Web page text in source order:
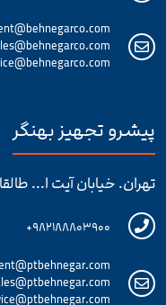
پیشرو تجهیز بهنگر
تهران. خیابان آیت ا... طالقانی.
۹۸۲۱۸۸۸۰۳۹۰۰+